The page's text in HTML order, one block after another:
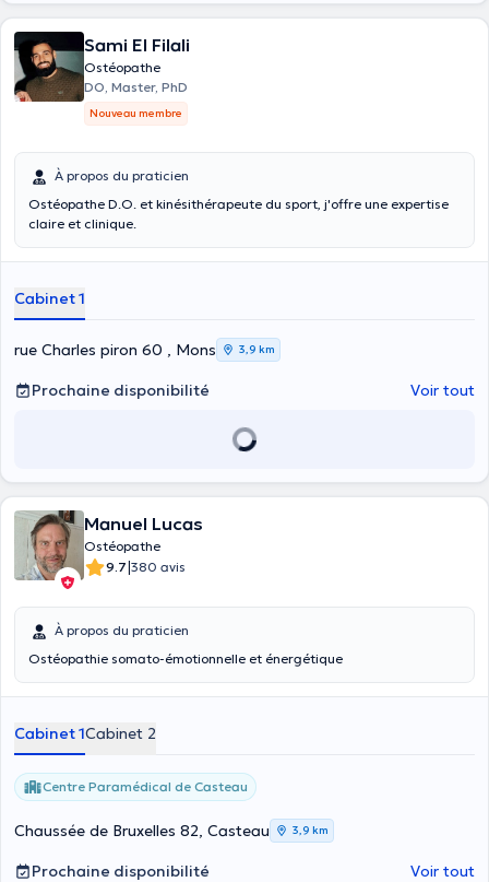
Sami El Filali
Ostéopathe
DO, Master, PhD
Nouveau membre
À propos du praticien
Ostéopathe D.O. et kinésithérapeute du sport, j'offre une expertise
claire et clinique.
Cabinet 1
rue Charles piron 60 , Mons 3,9 km
Prochaine disponibilité Voir tout
Manuel Lucas
Ostéopathe
9.7|380 avis
À propos du praticien
Ostéopathie somato-émotionnelle et énergétique
Cabinet 1Cabinet 2
Centre Paramédical de Casteau
Chaussée de Bruxelles 82, Casteau 3,9 km
Prochaine disponibilité Voir tout